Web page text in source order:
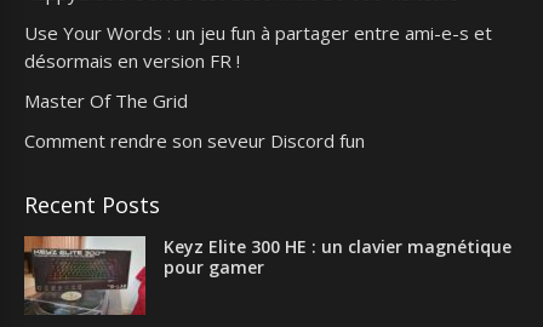
Use Your Words : un jeu fun à partager entre ami-e-s et
désormais en version FR !
Master Of The Grid
Comment rendre son seveur Discord fun
Recent Posts
Keyz Elite 300 HE : un clavier magnétique
pour gamer